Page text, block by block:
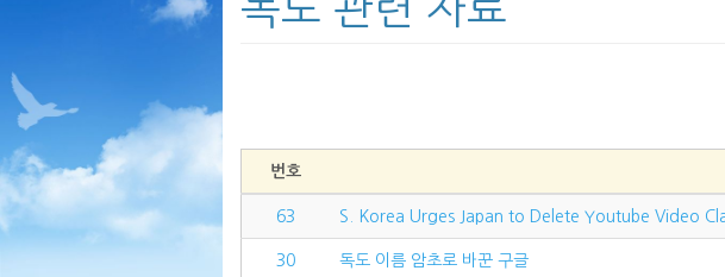
번호
63 S. Korea Urges Japan to Delete Youtube Video
30 독도 이름 암초로 바꾼 구글